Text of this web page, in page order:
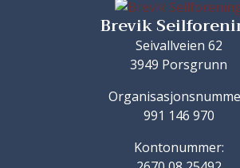
Brevik
Seivallveien 62
3949 Porsgrunn
991 146 970
Kontonummer: